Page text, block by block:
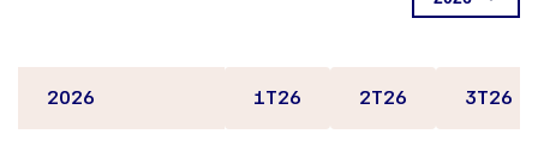
2026 1T26 2T26 3T26